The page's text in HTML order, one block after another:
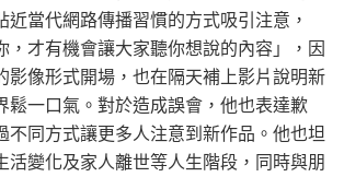
近當代網路傳播習慣的方式吸引注意，
，才有機會讓大家聽你想說的內容」，因
影像形式開場，也在隔天補上影片說明新
鬆一口氣。對於造成誤會，他也表達歉
不同方式讓更多人注意到新作品。他也坦
活變化及家人離世等人生階段，同時與朋